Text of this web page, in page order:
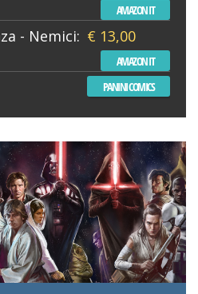
AMAZON IT
- Nemici: € 13,00
AMAZON IT
PANINI COMICS